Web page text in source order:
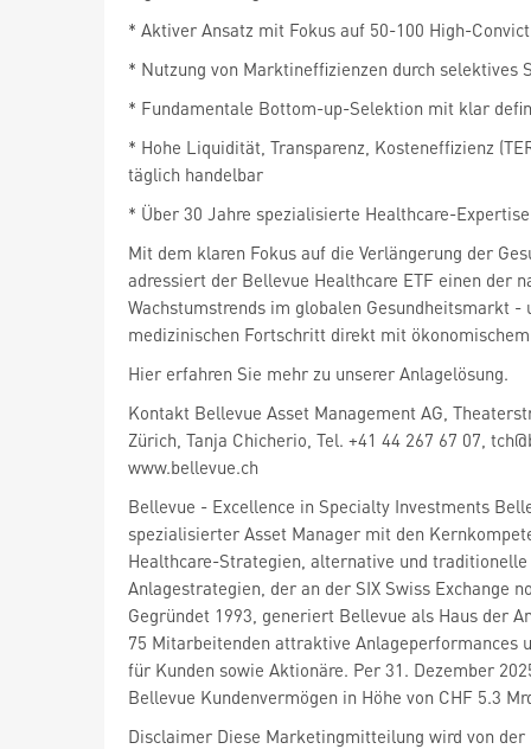
* Aktiver Ansatz mit Fokus auf 50-100 High-
* Nutzung von Marktineffizienzen durch selektives
* Fundamentale Bottom-up-Selektion mit klar
* Hohe Liquidität, Transparenz, Kosteneffizienz
täglich handelbar
* Über 30 Jahre spezialisierte Healthcare-Expertise
Mit dem klaren Fokus auf die Verlängerung der
adressiert der Bellevue Healthcare ETF einen der
Wachstumstrends im globalen Gesundheitsmarkt -
medizinischen Fortschritt direkt mit
Hier erfahren Sie mehr zu unserer Anlagelösung.
Kontakt Bellevue Asset Management AG,
Zürich, Tanja Chicherio, Tel. +41 44 267 67 07,
www.bellevue.ch
Bellevue - Excellence in Specialty Investments
spezialisierter Asset Manager mit den
Healthcare-Strategien, alternative und traditionelle
Anlagestrategien, der an der SIX Swiss Exchange
Gegründet 1993, generiert Bellevue als Haus der
75 Mitarbeitenden attraktive Anlageperformances
für Kunden sowie Aktionäre. Per 31. Dezember
Bellevue Kundenvermögen in Höhe von CHF 5.3
Disclaimer Diese Marketingmitteilung wird von der